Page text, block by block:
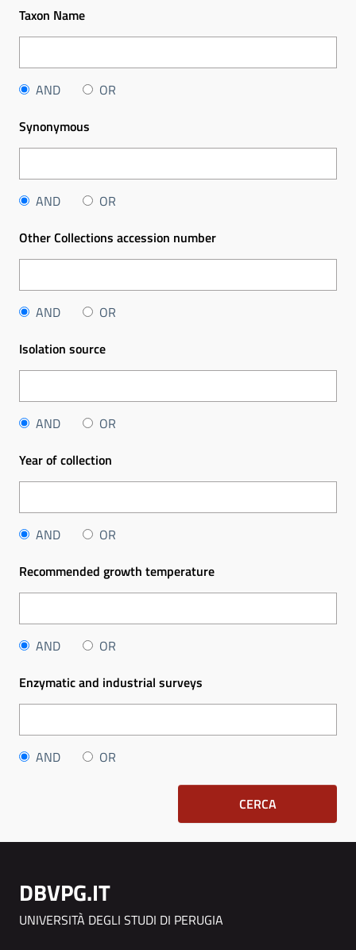
Taxon Name
AND
OR
Synonymous
AND
OR
Other Collections accession number
AND
OR
Isolation source
AND
OR
Year of collection
AND
OR
Recommended growth temperature
AND
OR
Enzymatic and industrial surveys
AND OR
CERCA
DBVPG.IT
UNIVERSITÀ DEGLI STUDI DI PERUGIA